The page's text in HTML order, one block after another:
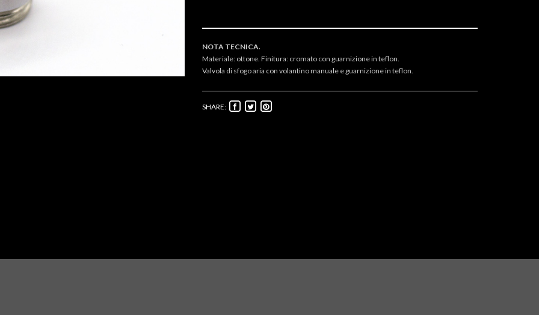
NOTA TECNICA.
Materiale: ottone. Finitura: cromato con guarnizione in teflon.
Valvola di sfogo aria con volantino manuale e guarnizione in teflon.
SHARE: